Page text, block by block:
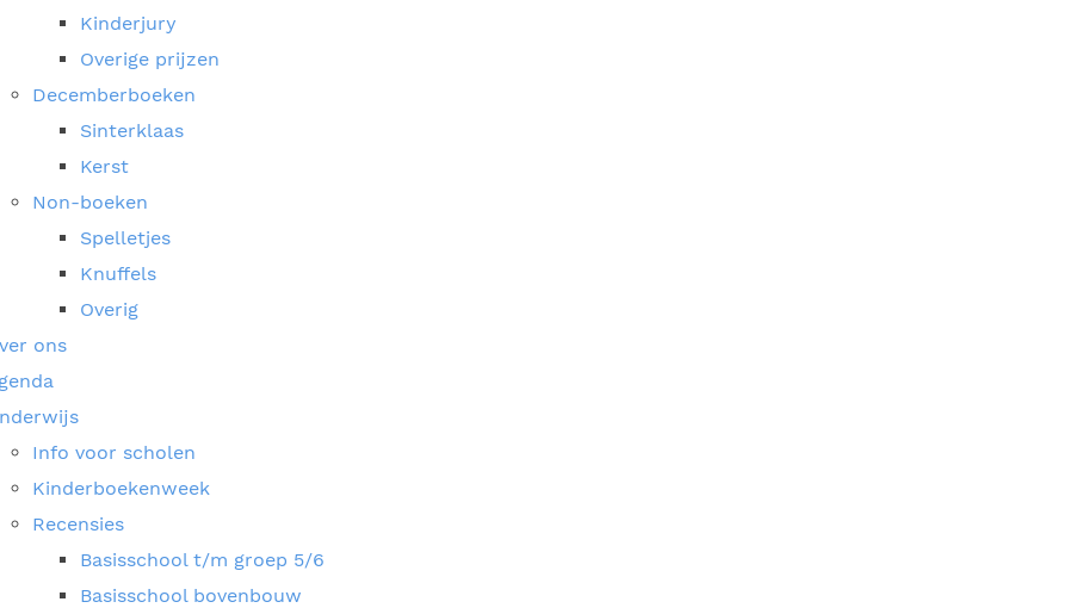
Kinderjury
Overige prijzen
Decemberboeken
Sinterklaas
Kerst
Non-boeken
Spelletjes
Knuffels
Overig
ons
Info voor scholen
Kinderboekenweek
Recensies
Basisschool t/m groep 5/6
Basisschool bovenbouw